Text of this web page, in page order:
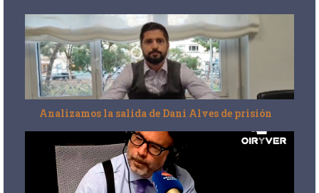
Analizamos la salida de Dani Alves de prisión